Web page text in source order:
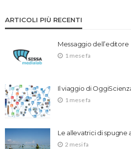
ARTICOLI PIÙ RECENTI
Messaggio dell’editore
1 mese fa
Il viaggio di
1 mese fa
Le allevatrici di spugne
2 mesi fa